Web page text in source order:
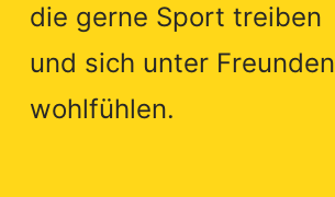
die gerne Sport treiben
und sich unter Freunden
wohlfühlen.